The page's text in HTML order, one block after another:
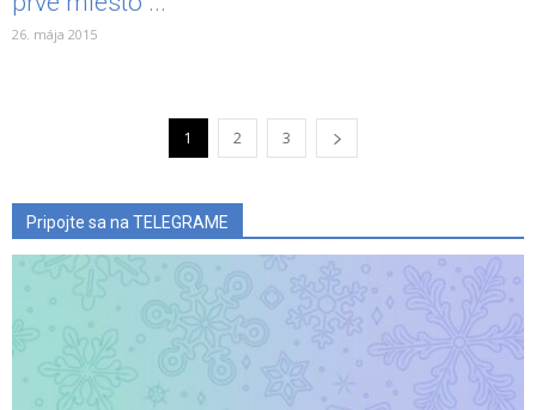
26. mája 2015
1 2 3
Pripojte sa na TELEGRAME